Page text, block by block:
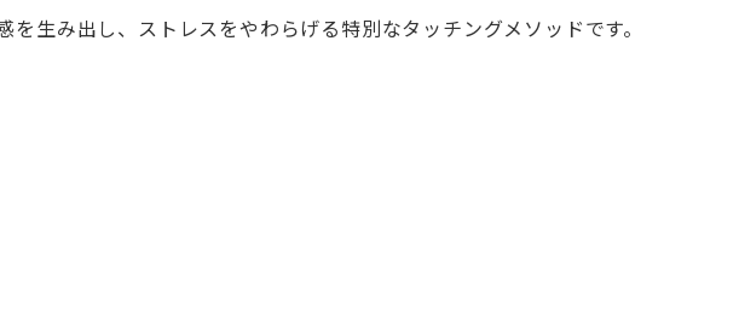
生み出し、ストレスをやわらげる特別なタッチングメソッドです。